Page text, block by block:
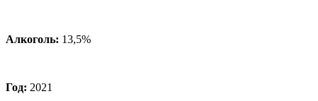
Алкоголь: 13,5%
Год: 2021